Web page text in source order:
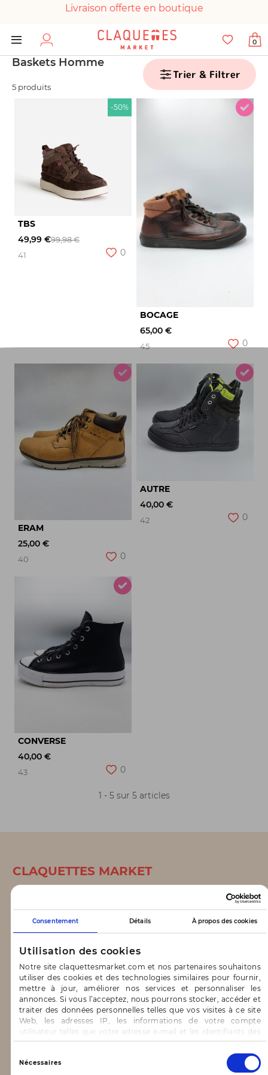
Consentement Détails À propos des cookies
Utilisation des cookies
Notre site claquettesmarket.com et nos partenaires souhaitons
utiliser des cookies et des technologies similaires pour fournir,
mettre à jour, améliorer nos services et personnaliser les
annonces. Si vous l’acceptez, nous pourrons stocker, accéder et
traiter des données personnelles telles que vos visites à ce site
Web, les adresses IP, les informations de votre compte
utilisateur telles que votre adresse e-mail et les identifiants des
cookies.
Vous avez le choix d’« Accepter » pour consentir à ces
utilisations, de « Refuser » pour vous y opposer ou
Nécessaires
Livraison offerte en boutique
Paiement 100% sécurisé
Chaussures garanties en parfait état
0
Baskets Homme
5 produits
Trier & Filtrer
-50%
TBS
49,99 €99,98 €
41
0
BOCAGE
65,00 €
45 0
ERAM
25,00 €
40 0
AUTRE
40,00 €
42 0
CONVERSE
40,00 €
43 0
1 - 5 sur 5 articles
CLAQUETTES MARKET
Blog
CONTACT & AIDE
FAQ
Nous contacter
INFORMATIONS